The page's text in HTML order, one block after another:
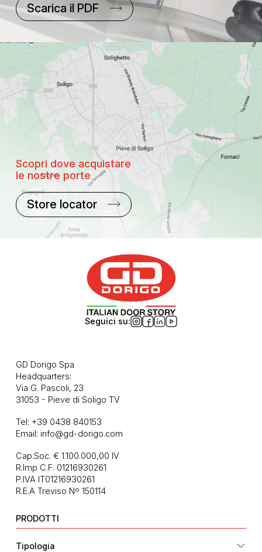
Scarica il PDF
Scopri dove acquistare
le nostre porte
Store locator
Seguici su:
GD Dorigo Spa
Headquarters:
Via G. Pascoli, 23
31053 - Pieve di Soligo TV
Tel: +39 0438 840153
Email: info@gd-dorigo.com
Cap.Soc. € 1.100.000,00 IV
R.Imp C.F. 01216930261
P.IVA IT01216930261
R.E.A Treviso Nº 150114
PRODOTTI
Tipologia